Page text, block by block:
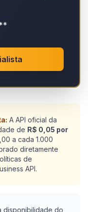
A API oficial da
de R$ 0,05 por
a cada 1.000
diretamente
de
API.
disponibilidade do